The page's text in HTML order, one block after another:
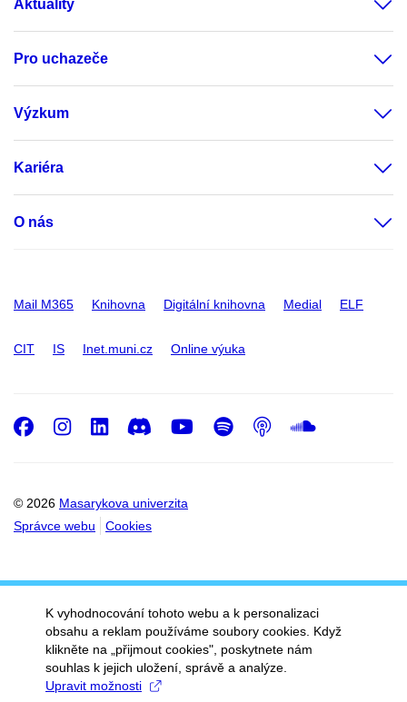
Aktuality
Pro uchazeče
Výzkum
Kariéra
O nás
Mail M365 Knihovna Digitální knihovna Medial ELF
CIT IS Inet.muni.cz Online výuka
© 2026 Masarykova univerzita
Správce webu
Cookies
Facebook
Instagram
LinkedIn
DiscordYoutube
Spotify
Podcast
K vyhodnocování tohoto webu a k personalizaci
obsahu a reklam používáme soubory cookies. Když
klikněte na „přijmout cookies", poskytnete nám
souhlas k jejich uložení, správě a analýze.
Upravit možnosti